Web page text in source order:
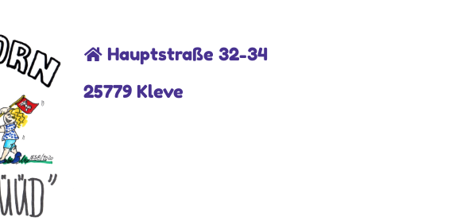
Hauptstraße 32-34
25779 Kleve